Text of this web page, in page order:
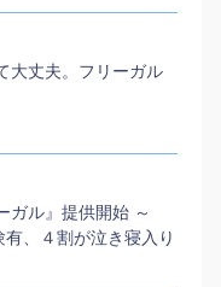
大丈夫。フリーガル
ガル』提供開始 ～
、４割が泣き寝入り